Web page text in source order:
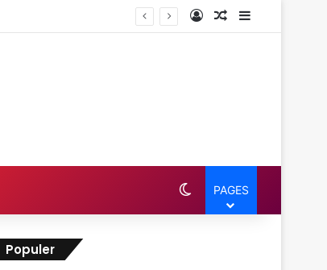
Log InRandom Article
Sidebar
Switch skin
PAGES
Populer